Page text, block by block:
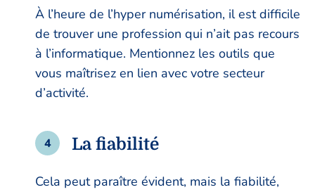
À l’heure de l’hyper numérisation, il est difficile
de trouver une profession qui n’ait pas recours
à l’informatique. Mentionnez les outils que
vous maîtrisez en lien avec votre secteur
d’activité.
La fiabilité
Cela peut paraître évident, mais la fiabilité,